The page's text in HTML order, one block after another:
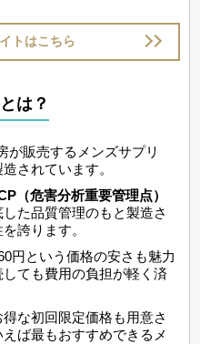
トはこちら
は？
が販売するメンズサプリ
されています。
（危害分析重要管理点）
た品質管理のもと製造さ
誇ります。
円という価格の安さも魅力
ても費用の負担が軽く済
な初回限定価格も用意さ
ば最もおすすめできるメ